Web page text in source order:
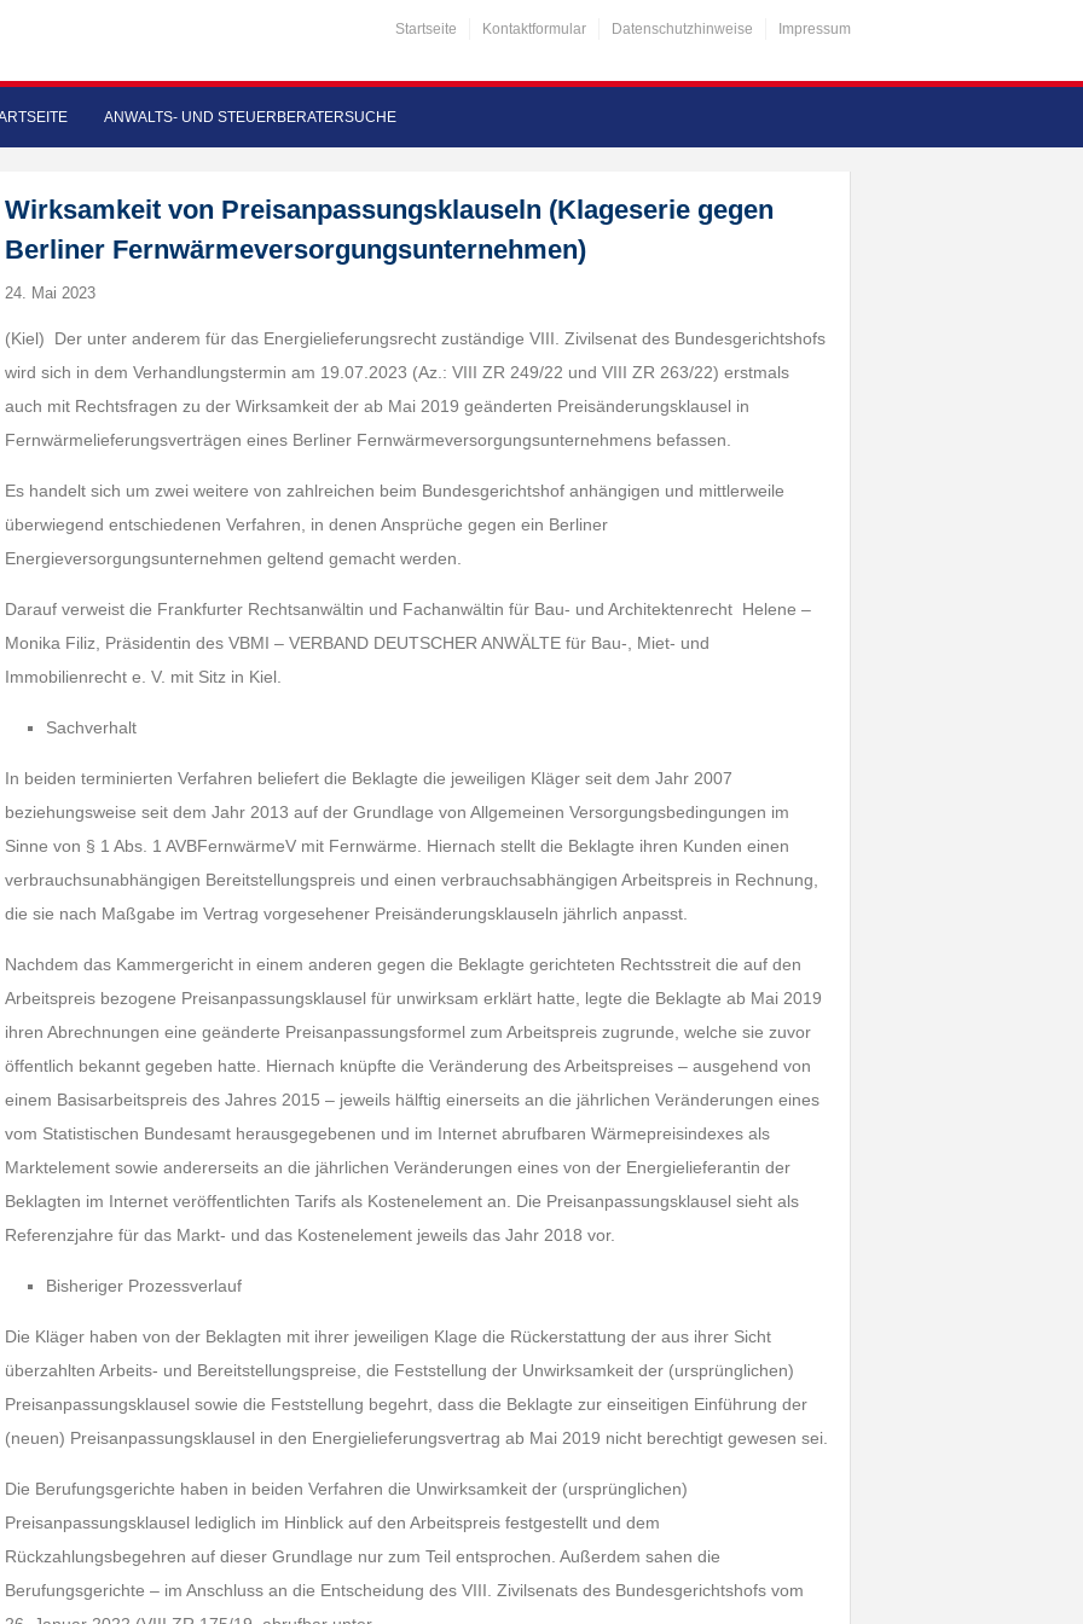
Startseite Kontaktformular Datenschutzhinweise Impressum
ANWALTS- UND STEUERBERATERSUCHE
Wirksamkeit von Preisanpassungsklauseln (Klageserie gegen
Berliner Fernwärmeversorgungsunternehmen)
24. Mai 2023
(Kiel) Der unter anderem für das Energielieferungsrecht zuständige VIII. Zivilsenat des Bundesgerichtshofs
wird sich in dem Verhandlungstermin am 19.07.2023 (Az.: VIII ZR 249/22 und VIII ZR 263/22) erstmals
auch mit Rechtsfragen zu der Wirksamkeit der ab Mai 2019 geänderten Preisänderungsklausel in
Fernwärmelieferungsverträgen eines Berliner Fernwärmeversorgungsunternehmens befassen.
Es handelt sich um zwei weitere von zahlreichen beim Bundesgerichtshof anhängigen und mittlerweile
überwiegend entschiedenen Verfahren, in denen Ansprüche gegen ein Berliner
Energieversorgungsunternehmen geltend gemacht werden.
Darauf verweist die Frankfurter Rechtsanwältin und Fachanwältin für Bau- und Architektenrecht Helene –
Monika Filiz, Präsidentin des VBMI – VERBAND DEUTSCHER ANWÄLTE für Bau-, Miet- und
Immobilienrecht e. V. mit Sitz in Kiel.
Sachverhalt
In beiden terminierten Verfahren beliefert die Beklagte die jeweiligen Kläger seit dem Jahr 2007
beziehungsweise seit dem Jahr 2013 auf der Grundlage von Allgemeinen Versorgungsbedingungen im
Sinne von § 1 Abs. 1 AVBFernwärmeV mit Fernwärme. Hiernach stellt die Beklagte ihren Kunden einen
verbrauchsunabhängigen Bereitstellungspreis und einen verbrauchsabhängigen Arbeitspreis in Rechnung,
die sie nach Maßgabe im Vertrag vorgesehener Preisänderungsklauseln jährlich anpasst.
Nachdem das Kammergericht in einem anderen gegen die Beklagte gerichteten Rechtsstreit die auf den
Arbeitspreis bezogene Preisanpassungsklausel für unwirksam erklärt hatte, legte die Beklagte ab Mai 2019
ihren Abrechnungen eine geänderte Preisanpassungsformel zum Arbeitspreis zugrunde, welche sie zuvor
öffentlich bekannt gegeben hatte. Hiernach knüpfte die Veränderung des Arbeitspreises – ausgehend von
einem Basisarbeitspreis des Jahres 2015 – jeweils hälftig einerseits an die jährlichen Veränderungen eines
vom Statistischen Bundesamt herausgegebenen und im Internet abrufbaren Wärmepreisindexes als
Marktelement sowie andererseits an die jährlichen Veränderungen eines von der Energielieferantin der
Beklagten im Internet veröffentlichten Tarifs als Kostenelement an. Die Preisanpassungsklausel sieht als
Referenzjahre für das Markt- und das Kostenelement jeweils das Jahr 2018 vor.
Bisheriger Prozessverlauf
Die Kläger haben von der Beklagten mit ihrer jeweiligen Klage die Rückerstattung der aus ihrer Sicht
überzahlten Arbeits- und Bereitstellungspreise, die Feststellung der Unwirksamkeit der (ursprünglichen)
Preisanpassungsklausel sowie die Feststellung begehrt, dass die Beklagte zur einseitigen Einführung der
(neuen) Preisanpassungsklausel in den Energielieferungsvertrag ab Mai 2019 nicht berechtigt gewesen sei.
Die Berufungsgerichte haben in beiden Verfahren die Unwirksamkeit der (ursprünglichen)
Preisanpassungsklausel lediglich im Hinblick auf den Arbeitspreis festgestellt und dem
Rückzahlungsbegehren auf dieser Grundlage nur zum Teil entsprochen. Außerdem sahen die
Berufungsgerichte – im Anschluss an die Entscheidung des VIII. Zivilsenats des Bundesgerichtshofs vom